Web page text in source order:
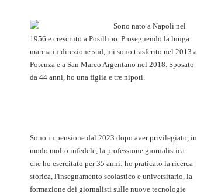
Sono nato a Napoli nel
1956 e cresciuto a Posillipo. Proseguendo la lunga
marcia in direzione sud, mi sono trasferito nel 2013 a
Potenza e a San Marco Argentano nel 2018. Sposato
da 44 anni, ho una figlia e tre nipoti.
Sono in pensione dal 2023 dopo aver privilegiato, in
modo molto infedele, la professione giornalistica
che ho esercitato per 35 anni: ho praticato la ricerca
storica, l'insegnamento scolastico e universitario, la
formazione dei giornalisti sulle nuove tecnologie